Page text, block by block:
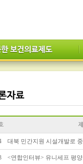
대북 민간지원 시설개발로
<연합인터뷰> 유니세프 평